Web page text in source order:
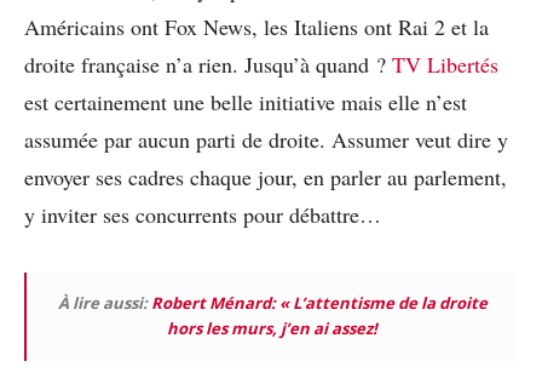
Américains ont Fox News, les Italiens ont Rai 2 et la
droite française n’a rien. Jusqu’à quand ? TV Libertés
est certainement une belle initiative mais elle n’est
assumée par aucun parti de droite. Assumer veut dire y
envoyer ses cadres chaque jour, en parler au parlement,
y inviter ses concurrents pour débattre…
À lire aussi:Robert Ménard: « L’attentisme de la droite
hors les murs, j’en ai assez!